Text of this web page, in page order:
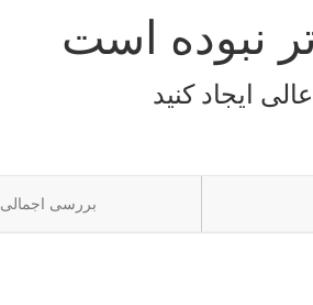
نبوده است
ایجاد کنید
بررسی اجمالی